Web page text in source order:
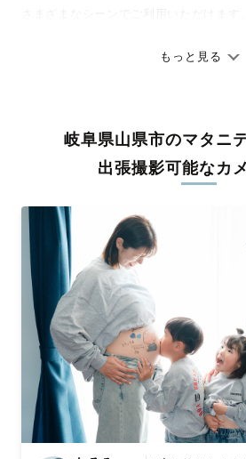
ありのままの空気感を大切に、何十年経
料金は全国どこでも一律。わかりやすく
リジナルの研修と厳正な審査に合格し、
ィを身につけたプロのカメラマンが全国
験をお届けします。
丁寧なレタッチで思い出を美しく仕
撮影後は、独自の編集技術で写真の明
整。自然な雰囲気を残しつつも、おしゃ
に。きっと「こんな写真を撮ってほしか
出会えます。まずは、ラブグラフの
撮影
もっと見る
岐阜県山県市のマタニ
出張撮影可能なカ